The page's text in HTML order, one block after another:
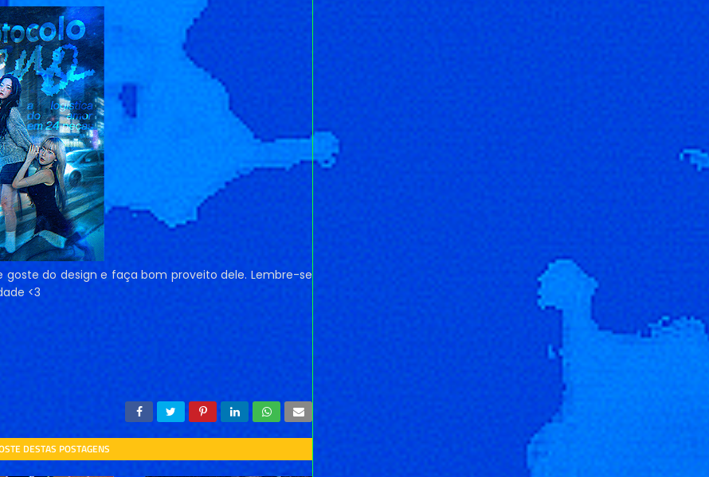
goste do design e faça bom proveito dele. Lembre-se
<3
DESTAS POSTAGENS